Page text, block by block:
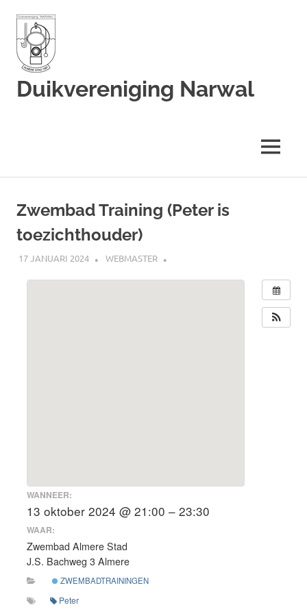
inhoud
Duikvereniging Narwal
MENU
Zwembad Training (Peter is
toezichthouder)
17 JANUARI 2024 WEBMASTER
WANNEER:
13 oktober 2024 @ 21:00 – 23:30
WAAR:
Zwembad Almere Stad
J.S. Bachweg 3 Almere
ZWEMBADTRAININGEN
Peter